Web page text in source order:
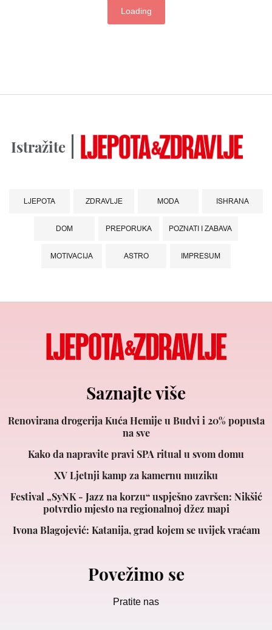
Loading
Istražite
LJEPOTA ZDRAVLJE MODA ISHRANA
DOM PREPORUKA POZNATI I ZABAVA
MOTIVACIJA ASTRO IMPRESUM
Saznajte više
Renovirana drogerija Kuća Hemije u Budvi i 20% popusta
na sve
Kako da napravite pravi SPA ritual u svom domu
XV Ljetnji kamp za kamernu muziku
Festival „SyNK - Jazz na korzu“ uspješno završen: Nikšić
potvrdio mjesto na regionalnoj džez mapi
Ivona Blagojević: Katanija, grad kojem se uvijek vraćam
Povežimo se
Pratite nas